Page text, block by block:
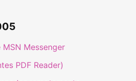
Messenger
PDF Reader)